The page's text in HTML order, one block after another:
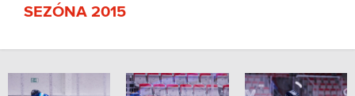
SEZÓNA 2015